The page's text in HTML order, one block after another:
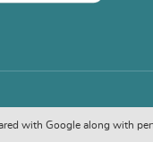
with Google along with